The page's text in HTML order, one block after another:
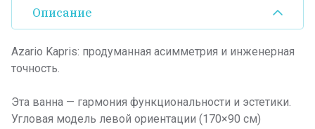
Описание
Azario Kapris: продуманная асимметрия и инженерная
точность.
Эта ванна — гармония функциональности и эстетики.
Угловая модель левой ориентации (170×90 см)